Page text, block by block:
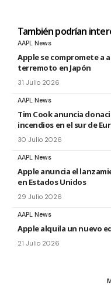
También podrían
AAPL News
Apple se compromete a
terremoto en Japón
31 Julio 2026
AAPL News
Tim Cook anuncia
incendios en el sur de
30 Julio 2026
AAPL News
Apple anuncia el
en Estados Unidos
29 Julio 2026
AAPL News
Apple alquila un nuevo
21 Julio 2026